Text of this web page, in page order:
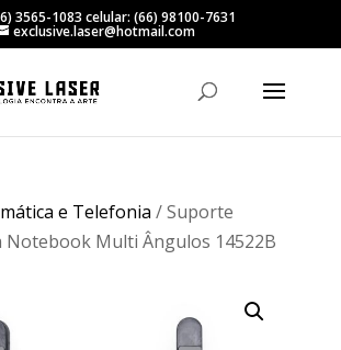
3565-1083 celular: (66) 98100-7631
exclusive.laser@hotmail.com
e Telefonia / Suporte
Notebook Multi Ângulos 14522B